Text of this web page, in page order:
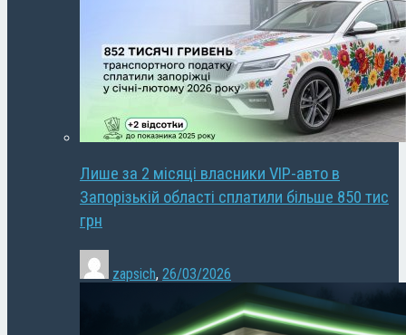
Лише за 2 місяці власники VIP-авто в
Запорізькій області сплатили більше 850 тис
грн
zapsich, 26/03/2026